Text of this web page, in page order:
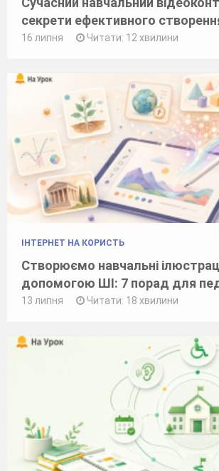
секрети ефективного
16 липня Читати: 12 хвилини
ІНТЕРНЕТ НА КОРИСТЬ
Створюємо навчальні
допомогою ШІ: 7 порад для
13 липня Читати: 18 хвилини